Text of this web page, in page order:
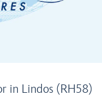
in Lindos (RH58)